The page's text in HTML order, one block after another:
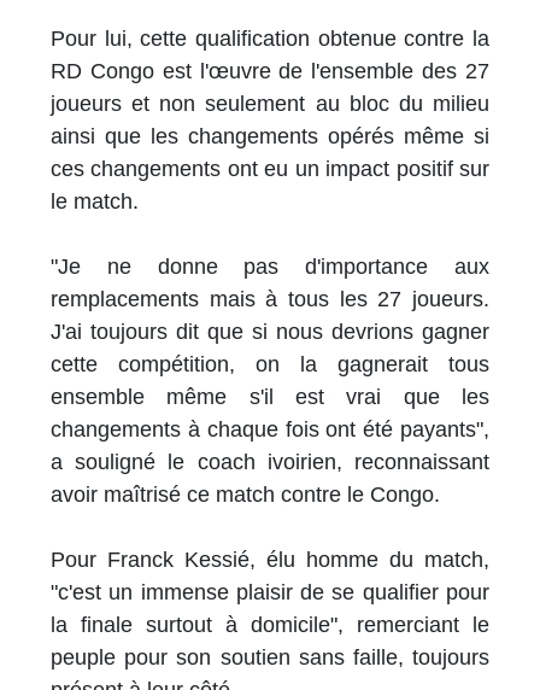
Pour lui, cette qualification obtenue contre la
RD Congo est l'œuvre de l'ensemble des 27
joueurs et non seulement au bloc du milieu
ainsi que les changements opérés même si
ces changements ont eu un impact positif sur
le match.
"Je ne donne pas d'importance aux
remplacements mais à tous les 27 joueurs.
J'ai toujours dit que si nous devrions gagner
cette compétition, on la gagnerait tous
ensemble même s'il est vrai que les
changements à chaque fois ont été payants",
a souligné le coach ivoirien, reconnaissant
avoir maîtrisé ce match contre le Congo.
Pour Franck Kessié, élu homme du match,
"c'est un immense plaisir de se qualifier pour
la finale surtout à domicile", remerciant le
peuple pour son soutien sans faille, toujours